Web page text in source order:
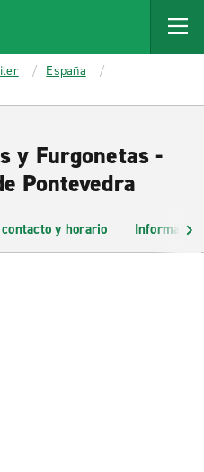
España
y Furgonetas -
Pontevedra
y horario